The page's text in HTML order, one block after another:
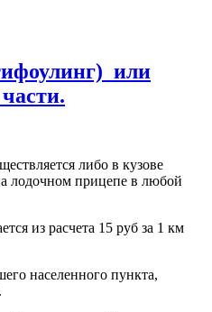
или
либо в кузове
лодочном прицепе в любой
из расчета 15 руб за 1 км
населенного пункта,